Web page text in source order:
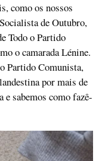
como os nossos
de Outubro,
Todo o Partido
o camarada Lénine.
Partido Comunista,
por mais de
e sabemos como fazê-